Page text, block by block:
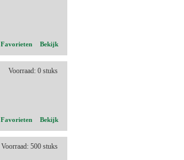
Favorieten Bekijk
Voorraad: 0 stuks
Favorieten Bekijk
Voorraad: 500 stuks